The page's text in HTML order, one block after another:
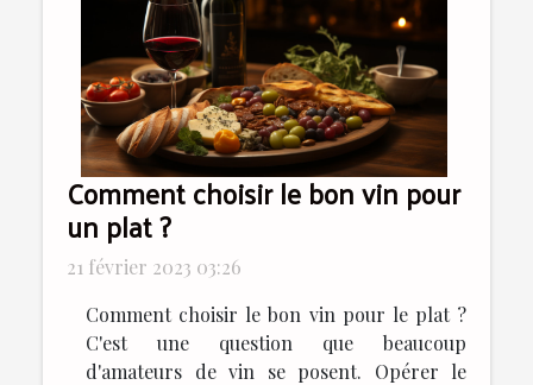
Comment choisir le bon vin pour
un plat ?
21 février 2023 03:26
Comment choisir le bon vin pour le plat ?
C'est une question que beaucoup
d'amateurs de vin se posent. Opérer le